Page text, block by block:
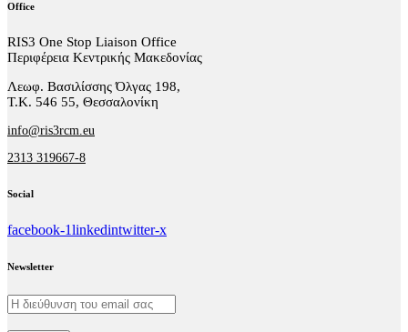
Office
RIS3 One Stop Liaison Office
Περιφέρεια Κεντρικής Μακεδονίας
Λεωφ. Βασιλίσσης Όλγας 198,
Τ.Κ. 546 55, Θεσσαλονίκη
info@ris3rcm.eu
2313 319667-8
Social
facebook-1linkedintwitter-x
Newsletter